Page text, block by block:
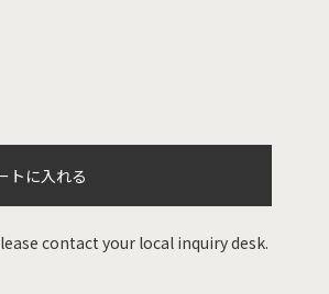
トに入れる
contact your local inquiry desk.